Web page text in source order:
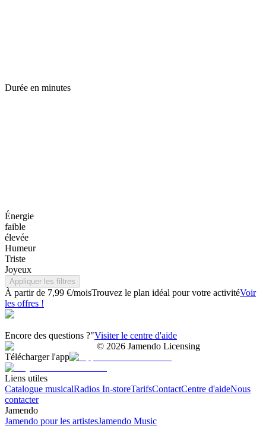
Durée en minutes
Énergie
faible
élevée
Humeur
Triste
Joyeux
Appliquer les filtres
À partir de 7,99 €/moisTrouvez le plan idéal pour votre activitéVoir
les offres !
Encore des questions ?"Visiter le centre d'aide
© 2026 Jamendo Licensing
Télécharger l'app
Liens utiles
Catalogue musicalRadios In-storeTarifsContactCentre d'aideNous
contacter
Jamendo
Jamendo pour les artistesJamendo Music